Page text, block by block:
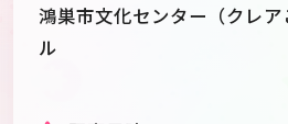
鴻巣市文化センター（クレ
ル